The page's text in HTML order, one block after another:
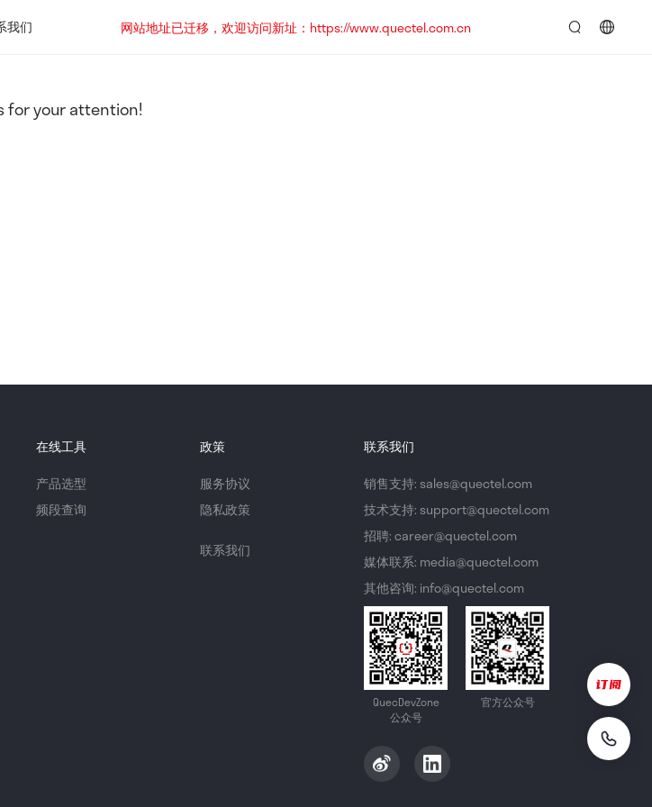
我们
网站地址已迁移，欢迎访问新址：https://www.quectel.com.cn
for your attention!
在线工具
产品选型
频段查询
政策
服务协议
隐私政策
联系我们
联系我们
销售支持: sales@quectel.com
技术支持: support@quectel.com
招聘: career@quectel.com
媒体联系: media@quectel.com
其他咨询: info@quectel.com
QuecDevZone
公众号
官方公众号